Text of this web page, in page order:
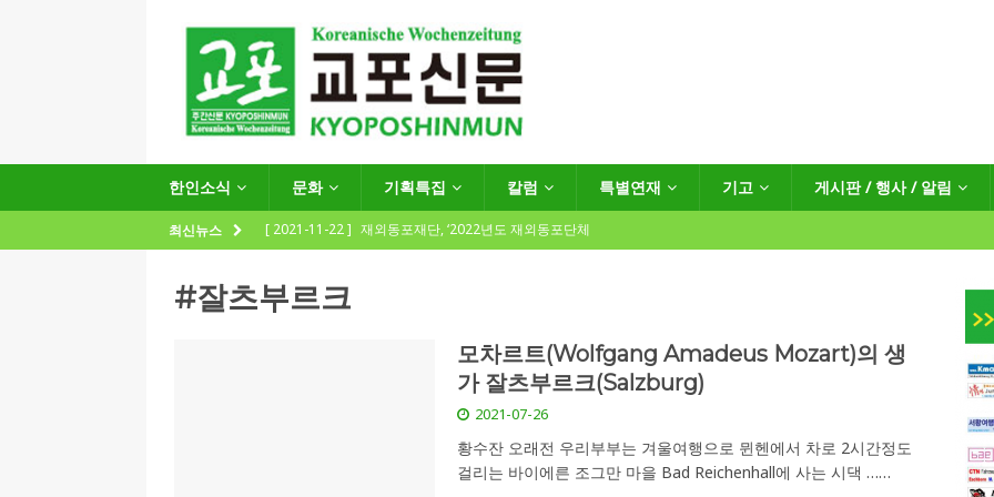
한인소식 문화 기획특집 칼럼 특별연재 기고 게시판 / 행사 / 알림
최신뉴스 [ 2021-11-22 ] 재외동포재단, ‘2022년도 재외동포단체
[ 2021-09-24 ]
제57회 정기총회 공고 및 제30대 한인회장선거 공고
게시판 / 행사 / 알림
코로나 확산세에 따른 독일 연방·주정부 조치현황
게시판 / 행사 / 알림
“재독동포와 함께하는 재독일한인체육회로 거듭나겠습니다”
한인소식
#잘츠부르크
모차르트(Wolfgang Amadeus Mozart)의 생
가 잘츠부르크(Salzburg)
2021-07-26
황수잔 오래전 우리부부는 겨울여행으로 뮌헨에서 차로 2시간정도
걸리는 바이에른 조그만 마을 Bad Reichenhall에 사는 시댁 ……